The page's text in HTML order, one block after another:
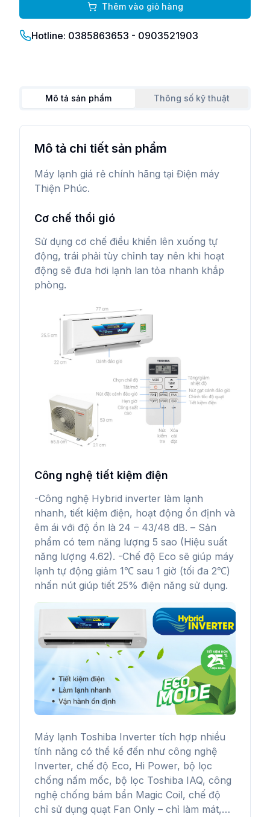
Thêm vào giỏ hàng
Hotline: 0385863653 - 0903521903
Mô tả sản phẩm Thông số kỹ thuật
Mô tả chi tiết sản phẩm
Máy lạnh giá rẻ chính hãng tại Điện máy
Thiện Phúc.
Cơ chế thổi gió
Sử dụng cơ chế điều khiển lên xuống tự
động, trái phải tùy chỉnh tay nên khi hoạt
động sẽ đưa hơi lạnh lan tỏa nhanh khắp
phòng.
Công nghệ tiết kiệm điện
-Công nghệ Hybrid inverter làm lạnh
nhanh, tiết kiệm điện, hoạt động ổn định và
êm ái với độ ồn là 24 – 43/48 dB. – Sản
phẩm có tem năng lượng 5 sao (Hiệu suất
năng lượng 4.62). -Chế độ Eco sẽ giúp máy
lạnh tự động giảm 1℃ sau 1 giờ (tối đa 2℃)
nhấn nút giúp tiết 25% điện năng sử dụng.
Máy lạnh Toshiba Inverter tích hợp nhiều
tính năng có thể kể đến như công nghệ
Inverter, chế độ Eco, Hi Power, bộ lọc
chống nấm mốc, bộ lọc Toshiba IAQ, công
nghệ chống bám bẩn Magic Coil, chế độ
chỉ sử dụng quạt Fan Only – chỉ làm mát,…